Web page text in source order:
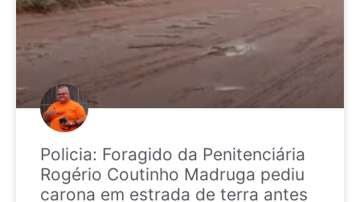
Policia: Foragido da Penitenciária
Rogério Coutinho Madruga pediu
carona em estrada de terra antes